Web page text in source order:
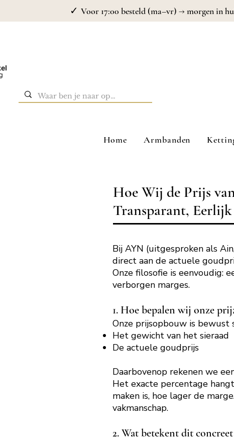
✓ Voor 17:00 besteld (ma–vr) → morgen in
Home Armbanden
Hoe Wij de Prijs
Transparant,
Bij AYN (uitgesproken als
direct aan de actuele
Onze filosofie is eenvoudig:
verborgen marges.
1. Hoe bepalen wij onze
Onze prijsopbouw is bewust
Het gewicht van het sieraad
De actuele goudprijs
Daarbovenop rekenen we
Het exacte percentage
maken is, hoe lager de
vakmanschap.
2. Wat betekent dit